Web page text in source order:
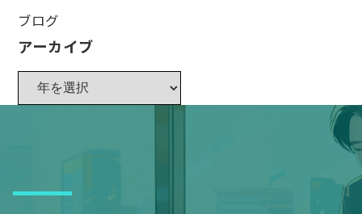
ブログ
アーカイブ